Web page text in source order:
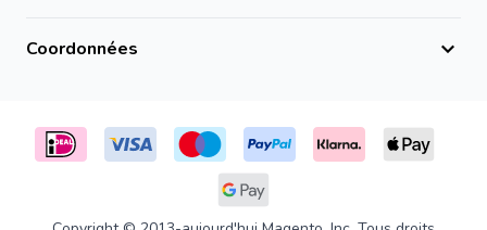
Coordonnées